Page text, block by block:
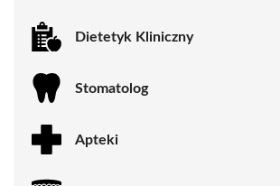
Dietetyk Kliniczny
Stomatolog
Apteki